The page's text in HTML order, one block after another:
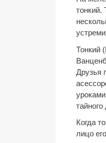
тонкий.
Тонкий
Друзья
Когда
лицо